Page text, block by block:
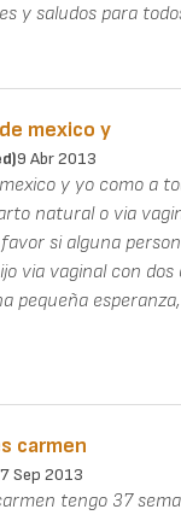
y saludos para
mexico y
9 Abr 2013
y yo como a
natural o via
si alguna
via vaginal con dos
pequeña
carmen
Sep 2013
tengo 37